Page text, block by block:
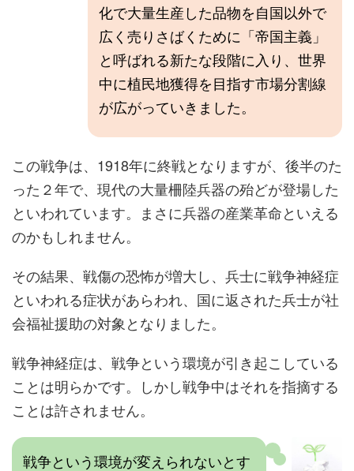
化で大量生産した品物を自国以外で
広く売りさばくために「帝国主義」
と呼ばれる新たな段階に入り、世界
中に植民地獲得を目指す市場分割線
が広がっていきました。
この戦争は、1918年に終戦となりますが、後半のた
った２年で、現代の大量柵陸兵器の殆どが登場した
といわれています。まさに兵器の産業革命といえる
のかもしれません。
その結果、戦傷の恐怖が増大し、兵士に戦争神経症
といわれる症状があらわれ、国に返された兵士が社
会福祉援助の対象となりました。
戦争神経症は、戦争という環境が引き起こしている
ことは明らかです。しかし戦争中はそれを指摘する
ことは許されません。
戦争という環境が変えられないとす